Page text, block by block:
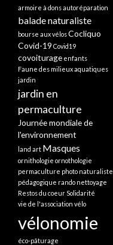
armoire à donsautoréparation
balade naturaliste
bourse aux vélosCocliquo
Covid-19 Covid19
covoiturage enfants
Faune des milieux aquatiques
jardin
jardin en
permaculture
Journée mondiale de
l'environnement
land art Masques
ornithologie ornothologie
permaculture photo naturaliste
pédagogique rando nettoyage
Restos du coeur Solidarité
vie de l'association vélo
vélonomie
éco-pâturage